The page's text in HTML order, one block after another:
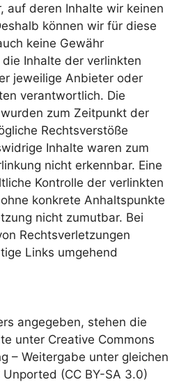
auf deren Inhalte wir keinen
können wir für diese
keine Gewähr
Inhalte der verlinkten
jeweilige Anbieter oder
verantwortlich. Die
zum Zeitpunkt der
Rechtsverstöße
Inhalte waren zum
nicht erkennbar. Eine
Kontrolle der verlinkten
konkrete Anhaltspunkte
nicht zumutbar. Bei
Rechtsverletzungen
Links umgehend
angegeben, stehen die
unter Creative Commons
– Weitergabe unter gleichen
(CC BY-SA 3.0)